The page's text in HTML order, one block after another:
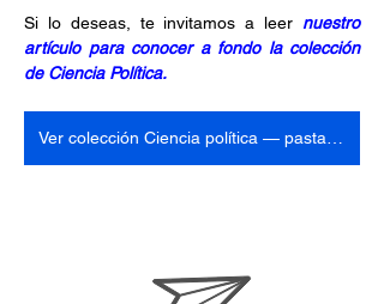
Si lo deseas, te invitamos a leer nuestro
artículo para conocer a fondo la colección
de Ciencia Política.